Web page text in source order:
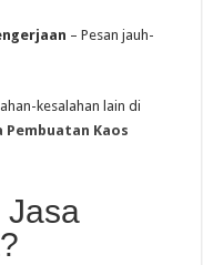
– Pesan jauh-
kesalahan lain di
Pembuatan Kaos
Jasa